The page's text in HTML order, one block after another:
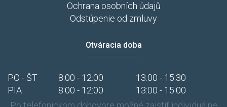
Ochrana osobních údajů
Odstúpenie od zmluvy
Otváracia doba
PO - ŠT 8:00 - 12:00
13:00 - 15:30
PIA
8:00 - 12:00
13:00 - 15:00